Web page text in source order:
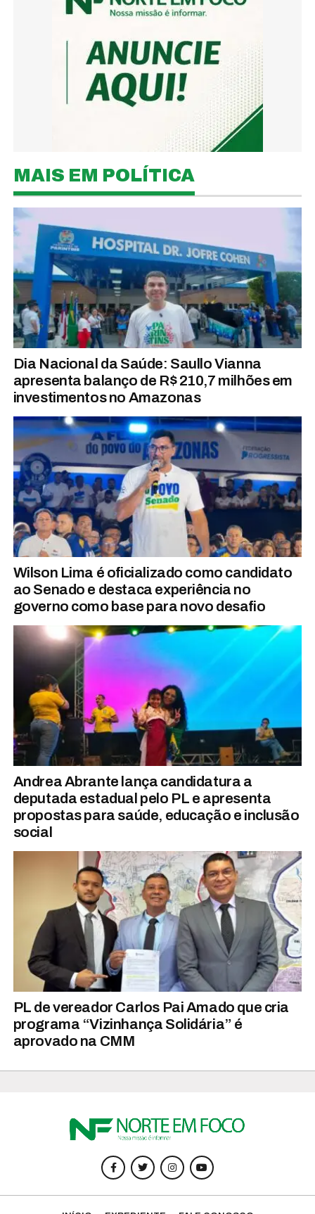
MAIS EM POLÍTICA
Dia Nacional da Saúde: Saullo Vianna
apresenta balanço de R$ 210,7 milhões em
investimentos no Amazonas
Wilson Lima é oficializado como candidato
ao Senado e destaca experiência no
governo como base para novo desafio
Andrea Abrante lança candidatura a
deputada estadual pelo PL e apresenta
propostas para saúde, educação e inclusão
social
PL de vereador Carlos Pai Amado que cria
programa “Vizinhança Solidária” é
aprovado na CMM